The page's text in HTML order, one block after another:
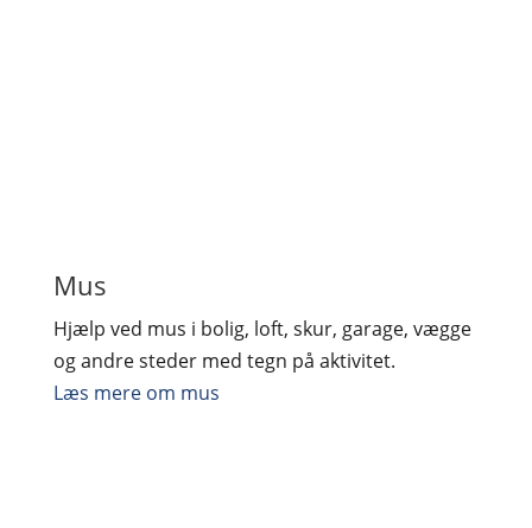
Mus
Hjælp ved mus i bolig, loft, skur, garage, vægge
og andre steder med tegn på aktivitet.
Læs mere om mus